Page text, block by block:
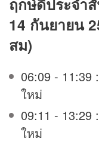
ฤกษ์ดีประจำ
14 กันยายน
สม)
06:09 -
ใหม่
09:11 -
ใหม่